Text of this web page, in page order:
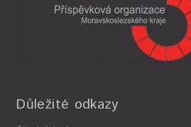
Důležité odkazy